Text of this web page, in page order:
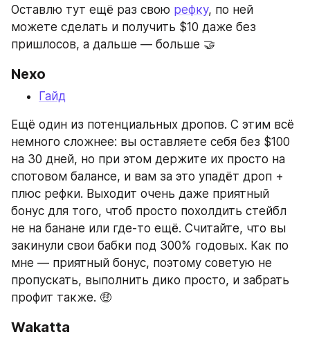
Оставлю тут ещё раз свою рефку, по ней
можете сделать и получить $10 даже без
пришлосов, а дальше — больше 🤝
Nexo
Гайд
Ещё один из потенциальных дропов. С этим всё
немного сложнее: вы оставляете себя без $100
на 30 дней, но при этом держите их просто на
спотовом балансе, и вам за это упадёт дроп +
плюс рефки. Выходит очень даже приятный
бонус для того, чтоб просто похолдить стейбл
не на банане или где-то ещё. Считайте, что вы
закинули свои бабки под 300% годовых. Как по
мне — приятный бонус, поэтому советую не
пропускать, выполнить дико просто, и забрать
профит также. 🤑
Wakatta